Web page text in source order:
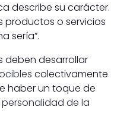
describe su carácter.
productos o servicios
sería”.
deben desarrollar
colectivamente
haber un toque de
de la